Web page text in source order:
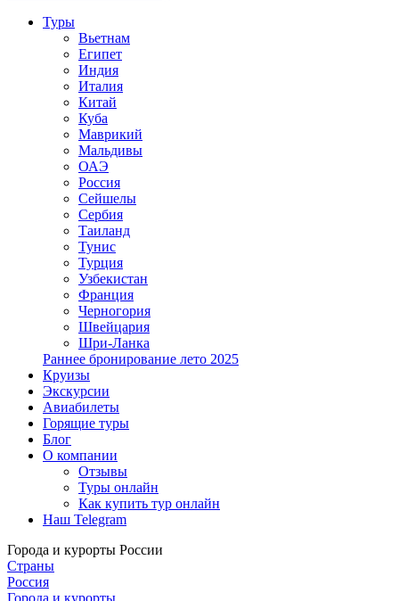
Туры
Вьетнам
Египет
Индия
Италия
Китай
Куба
Маврикий
Мальдивы
ОАЭ
Россия
Сейшелы
Сербия
Таиланд
Тунис
Турция
Узбекистан
Франция
Черногория
Швейцария
Шри-Ланка
Раннее бронирование лето 2025
Круизы
Экскурсии
Авиабилеты
Горящие туры
Блог
О компании
Отзывы
Туры онлайн
Как купить тур онлайн
Наш Telegram
Города и курорты России
Страны
Россия
Города и курорты